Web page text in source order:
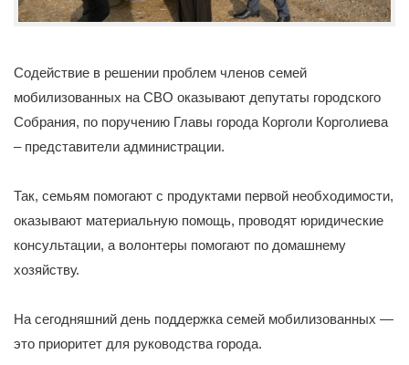
Содействие в решении проблем членов семей
мобилизованных на СВО оказывают депутаты городского
Собрания, по поручению Главы города Корголи Корголиева
– представители администрации.
Так, семьям помогают с продуктами первой необходимости,
оказывают материальную помощь, проводят юридические
консультации, а волонтеры помогают по домашнему
хозяйству.
На сегодняшний день поддержка семей мобилизованных —
это приоритет для руководства города.